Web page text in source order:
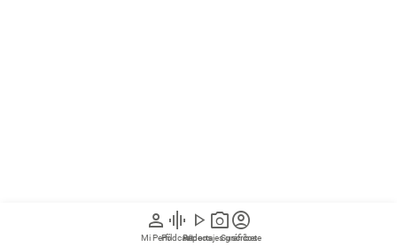
person
Mi Perfil
graphic_eq
Pódcast
play_arrow
Videos
photo_camera
Reportajes gráficos
account_circle
Suscríbete
Para consultar contenido premium o profundizar
sobre sus temas de interés de Medellín, Antioquia,